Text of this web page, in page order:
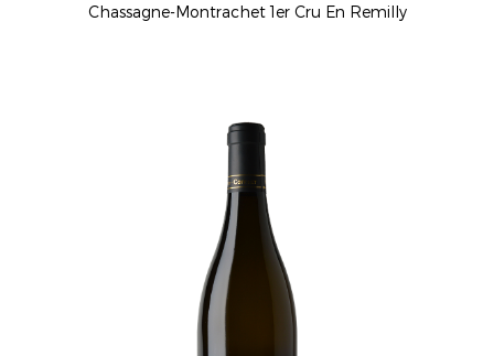
Chassagne-Montrachet 1er Cru En Remilly